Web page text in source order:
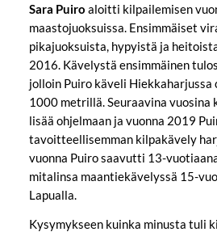
Sara Puiro aloitti kilpailemisen
maastojuoksuissa. Ensimmäiset
pikajuoksuista, hypyistä ja
2016. Kävelystä ensimmäinen
jolloin Puiro käveli Hiekkaharjussa
1000 metrillä. Seuraavina
lisää ohjelmaan ja vuonna 2019
tavoitteellisemman kilpakävely
vuonna Puiro saavutti 13-
mitalinsa maantiekävelyssä 15-
Lapualla.
Kysymykseen kuinka minusta tuli